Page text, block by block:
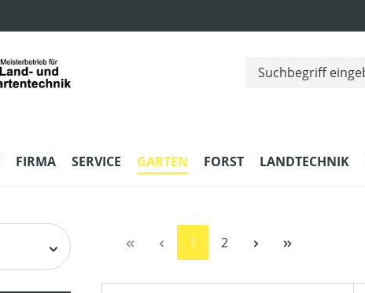
FIRMA SERVICE GARTEN FORST LANDTECHNIK
Seite
1 Seite
2